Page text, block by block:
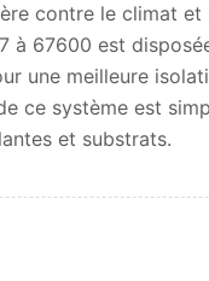
contre le climat et
à 67600 est
une meilleure
ce système est
et substrats.